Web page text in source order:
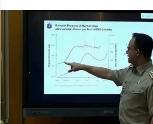
d
e
m
a